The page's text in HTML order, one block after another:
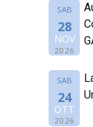
SAB
28
NOV
2026
SAB
24
OTT
2026